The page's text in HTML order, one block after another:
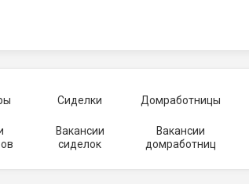
Сиделки Домработницы
Вакансии
сиделок
Вакансии
домработниц